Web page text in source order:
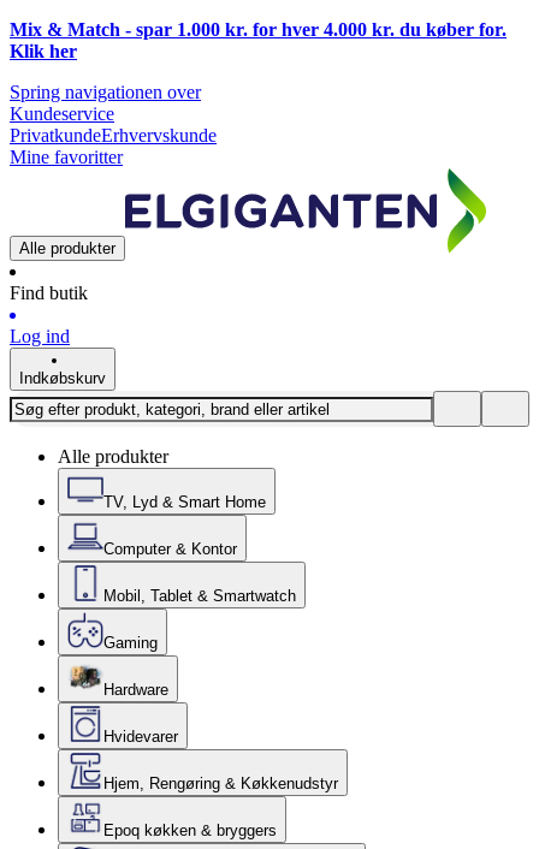
Mix & Match - spar 1.000 kr. for hver 4.000 kr. du køber for.
Klik her
Spring navigationen over
Kundeservice
PrivatkundeErhvervskunde
Mine favoritter
Alle produkter
Find butik
Log ind
Indkøbskurv
Alle produkter
TV, Lyd & Smart Home
Computer & Kontor
Mobil, Tablet & Smartwatch
Gaming
Hardware
Hvidevarer
Hjem, Rengøring & Køkkenudstyr
Epoq køkken & bryggers